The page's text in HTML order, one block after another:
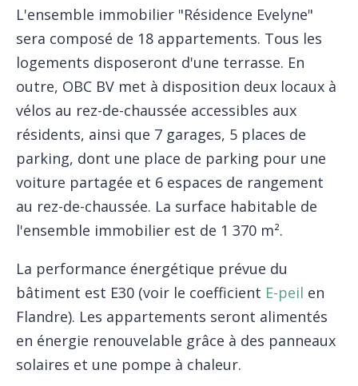
L'ensemble immobilier "Résidence Evelyne"
sera composé de 18 appartements. Tous les
logements disposeront d'une terrasse. En
outre, OBC BV met à disposition deux locaux à
vélos au rez-de-chaussée accessibles aux
résidents, ainsi que 7 garages, 5 places de
parking, dont une place de parking pour une
voiture partagée et 6 espaces de rangement
au rez-de-chaussée. La surface habitable de
l'ensemble immobilier est de 1 370 m².
La performance énergétique prévue du
bâtiment est E30 (voir le coefficient E-peil en
Flandre). Les appartements seront alimentés
en énergie renouvelable grâce à des panneaux
solaires et une pompe à chaleur.